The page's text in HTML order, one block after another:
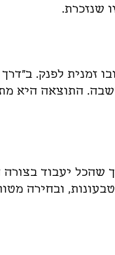
שנזכרת.
זמנית לפנק.
התוצאה היא
יעבוד
ובחירה